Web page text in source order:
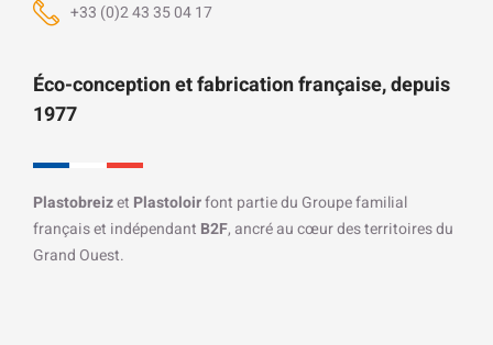
+33 (0)2 43 35 04 17
Éco-conception et fabrication française, depuis
1977
Plastobreizet Plastoloirfont partie du Groupe familial
français et indépendant B2F, ancré au cœur des territoires du
Grand Ouest.